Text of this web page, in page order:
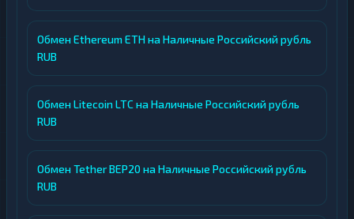
Обмен Ethereum ETH на Наличные Российский рубль
RUB
Обмен Litecoin LTC на Наличные Российский рубль
RUB
Обмен Tether BEP20 на Наличные Российский рубль
RUB